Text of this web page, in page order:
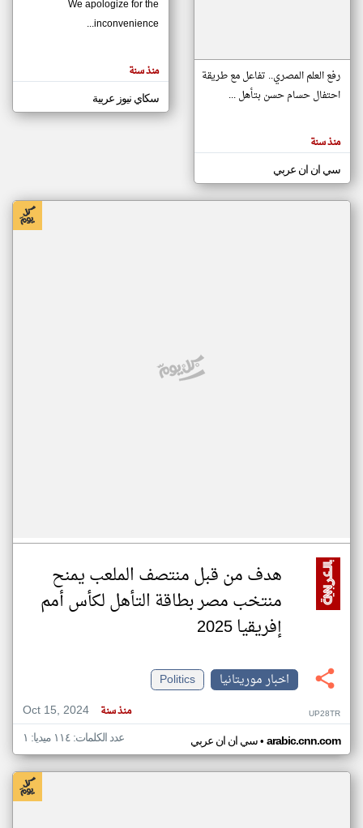
مصادر الأخبار من موريتانيا
اخبار موريتانيا على مدار الساعة
أهم اخبار موريتانيا العاجلة والمباشرة
المقالات
الموجوده
هنا عن
رفع العلم المصري.. تفاعل مع طريقة
احتفال حسام حسن بتأهل ...
منذ سنة
سي ان ان عربي
We apologize for the
inconvenience...
منذ سنة
سكاي نيوز عربية
هدف من قبل منتصف الملعب يمنح
منتخب مصر بطاقة التأهل لكأس أمم
إفريقيا 2025
اخبار موريتانيا
Politics
Oct 15, 2024
منذ سنة UP28TR
سي ان ان عربي• arabic.cnn.com عدد الكلمات: ١١٤ ميديا: ١
klyoum.com